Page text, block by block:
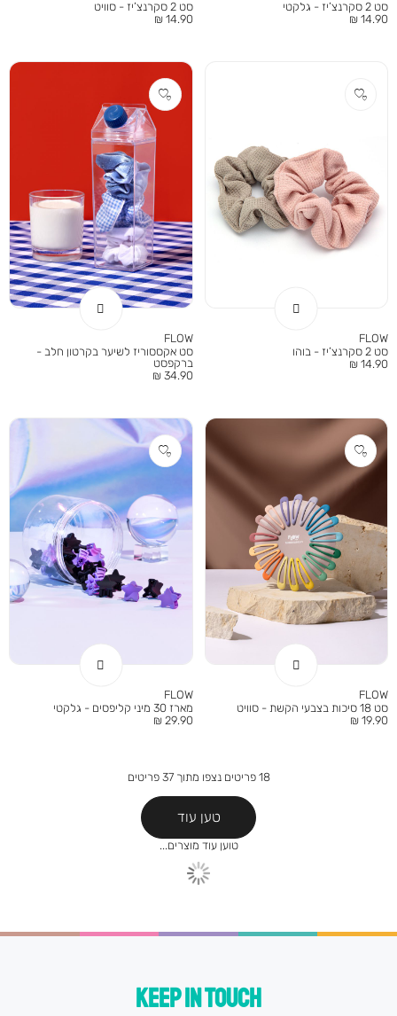
סט 2 סקרנצ’יז - גלקטי
מחיר
14.90 ₪
סט 2 סקרנצ’יז - סוויט
מחיר
14.90 ₪
FLOW
סט 2 סקרנצ’יז - בוהו
מחיר
14.90 ₪
FLOW
סט אקססוריז לשיער בקרטון חלב -
ברקפסט
מחיר
34.90 ₪
FLOW
סט 18 סיכות בצבעי הקשת - סוויט
מחיר
19.90 ₪
FLOW
מארז 30 מיני קליפסים - גלקטי
מחיר
29.90 ₪
18 פריטים נצפו מתוך37 פריטים
טען עוד
KEEP IN TOUCH